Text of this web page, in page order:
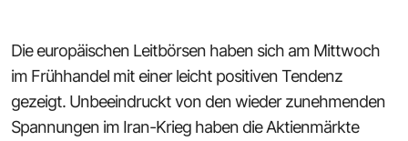
Die europäischen Leitbörsen haben sich am Mittwoch
im Frühhandel mit einer leicht positiven Tendenz
gezeigt. Unbeeindruckt von den wieder zunehmenden
Spannungen im Iran-Krieg haben die Aktienmärkte